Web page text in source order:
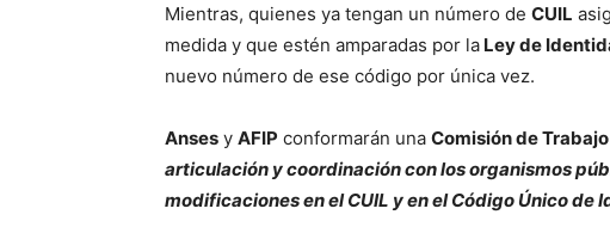
Mientras, quienes ya tengan un número de CUIL
medida y que estén amparadas por la Ley de
nuevo número de ese código por única vez.
Anses y AFIP conformarán una Comisión de Trabajo
articulación y coordinación con los organismos
modificaciones en el CUIL y en el Código Único de